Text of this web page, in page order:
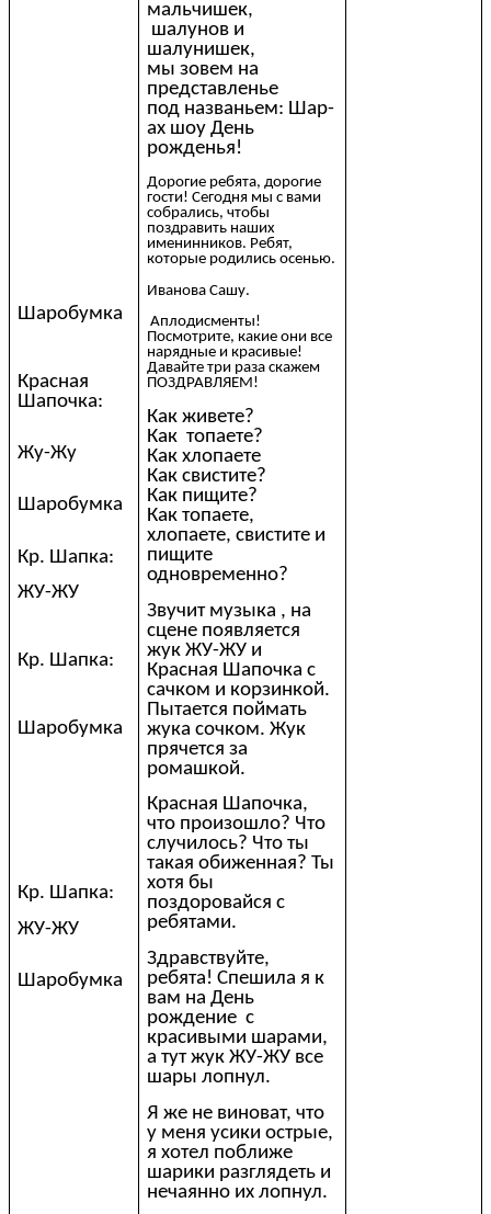
Шаробумка
Красная
Шапочка:
Жу-Жу
Шаробумка
Кр. Шапка:
ЖУ-ЖУ
Кр. Шапка:
Шаробумка
Кр. Шапка:
ЖУ-ЖУ
Шаробумка
мальчишек,
шалунов и
шалунишек,
мы зовем на
представленье
под названьем: Шар-
ах шоу День
рожденья!
Дорогие ребята, дорогие
гости! Сегодня мы с вами
собрались, чтобы
поздравить наших
именинников. Ребят,
которые родились осенью.
Иванова Сашу.
Аплодисменты!
Посмотрите, какие они все
нарядные и красивые!
Давайте три раза скажем
ПОЗДРАВЛЯЕМ!
Как живете?
Как топаете?
Как хлопаете
Как свистите?
Как пищите?
Как топаете,
хлопаете, свистите и
пищите
одновременно?
Звучит музыка , на
сцене появляется
жук ЖУ-ЖУ и
Красная Шапочка с
сачком и корзинкой.
Пытается поймать
жука сочком. Жук
прячется за
ромашкой.
Красная Шапочка,
что произошло? Что
случилось? Что ты
такая обиженная? Ты
хотя бы
поздоровайся с
ребятами.
Здравствуйте,
ребята! Спешила я к
вам на День
рождение с
красивыми шарами,
а тут жук ЖУ-ЖУ все
шары лопнул.
Я же не виноват, что
у меня усики острые,
я хотел поближе
шарики разглядеть и
нечаянно их лопнул.